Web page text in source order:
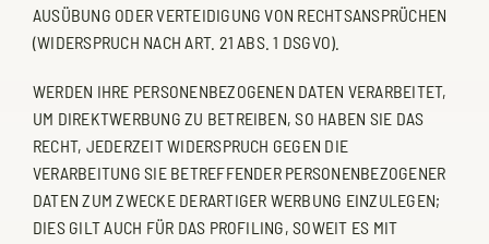
AUSÜBUNG ODER VERTEIDIGUNG VON RECHTSANSPRÜCHEN
(WIDERSPRUCH NACH ART. 21 ABS. 1 DSGVO).
WERDEN IHRE PERSONENBEZOGENEN DATEN VERARBEITET,
UM DIREKTWERBUNG ZU BETREIBEN, SO HABEN SIE DAS
RECHT, JEDERZEIT WIDERSPRUCH GEGEN DIE
VERARBEITUNG SIE BETREFFENDER PERSONENBEZOGENER
DATEN ZUM ZWECKE DERARTIGER WERBUNG EINZULEGEN;
DIES GILT AUCH FÜR DAS PROFILING, SOWEIT ES MIT